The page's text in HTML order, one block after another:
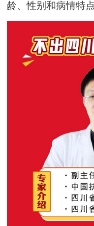
龄、性别和病情特